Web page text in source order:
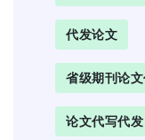
代发论文
省级期刊论
论文代写代发